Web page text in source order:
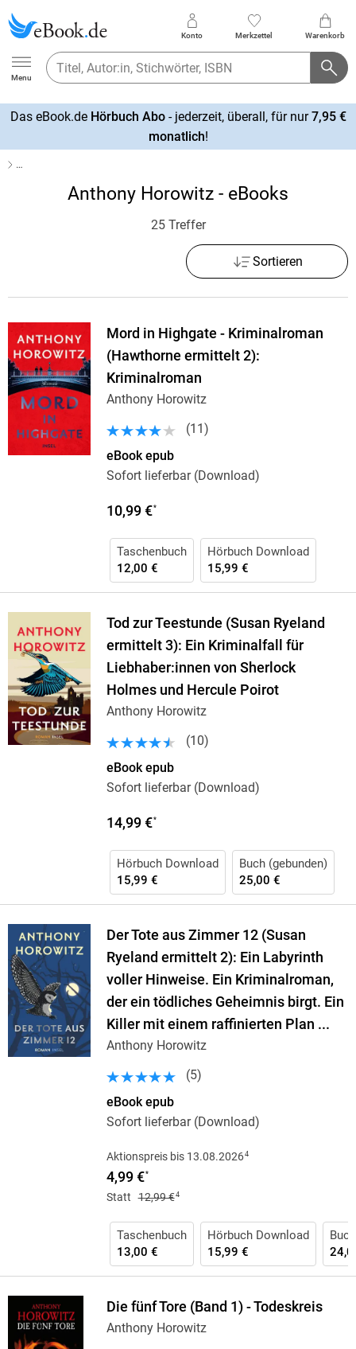
Ebook.de
Menu
Konto Merkzettel Warenkorb
Das eBook.de Hörbuch Abo- jederzeit, überall, für nur7,95 €
monatlich!
…
Anthony Horowitz - eBooks
25 Treffer
Sortieren
Mord in Highgate - Kriminalroman
(Hawthorne ermittelt 2):
Kriminalroman
Anthony Horowitz
(11 )
eBook epub
Sofort lieferbar (Download)
10,99 €*
Taschenbuch
12,00 €
Hörbuch Download
15,99 €
Tod zur Teestunde (Susan Ryeland
ermittelt 3): Ein Kriminalfall für
Liebhaber:innen von Sherlock
Holmes und Hercule Poirot
Anthony Horowitz
(10)
eBook epub
Sofort lieferbar (Download)
14,99 €*
Hörbuch Download
15,99 €
Buch (gebunden)
25,00 €
Der Tote aus Zimmer 12 (Susan
Ryeland ermittelt 2): Ein Labyrinth
voller Hinweise. Ein Kriminalroman,
der ein tödliches Geheimnis birgt. Ein
Killer mit einem raffinierten Plan ...
Anthony Horowitz
(5)
eBook epub
Sofort lieferbar (Download)
Aktionspreis bis 13.08.20264
4,99 €*
Statt 12,99 €4
Taschenbuch
13,00 €
Hörbuch Download
15,99 €
Die fünf Tore (Band 1) - Todeskreis
Anthony Horowitz